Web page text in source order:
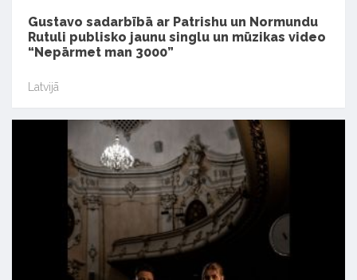
Gustavo sadarbībā ar Patrishu un Normundu
Rutuli publisko jaunu singlu un mūzikas video
“Nepārmet man 3000”
Latvijā